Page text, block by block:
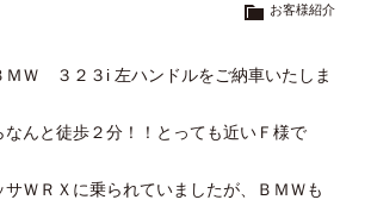
お客様紹介
ＭＷ ３２３i 左ハンドルをご納車いたしま
なんと徒歩２分！！とっても近いＦ様で
ＷＲＸに乗られていましたが、ＢＭＷも